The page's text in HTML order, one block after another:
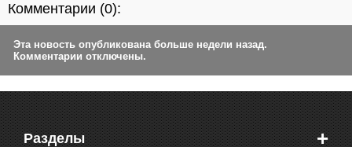
Комментарии (0):
Эта новость опубликована больше недели назад.
Комментарии отключены.
Разделы +